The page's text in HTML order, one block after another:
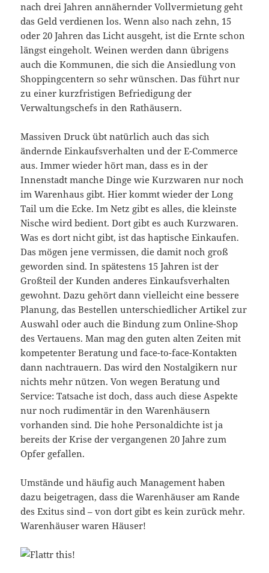
nach drei Jahren annähernder Vollvermietung geht
das Geld verdienen los. Wenn also nach zehn, 15
oder 20 Jahren das Licht ausgeht, ist die Ernte schon
längst eingeholt. Weinen werden dann übrigens
auch die Kommunen, die sich die Ansiedlung von
Shoppingcentern so sehr wünschen. Das führt nur
zu einer kurzfristigen Befriedigung der
Verwaltungschefs in den Rathäusern.
Massiven Druck übt natürlich auch das sich
ändernde Einkaufsverhalten und der E-Commerce
aus. Immer wieder hört man, dass es in der
Innenstadt manche Dinge wie Kurzwaren nur noch
im Warenhaus gibt. Hier kommt wieder der Long
Tail um die Ecke. Im Netz gibt es alles, die kleinste
Nische wird bedient. Dort gibt es auch Kurzwaren.
Was es dort nicht gibt, ist das haptische Einkaufen.
Das mögen jene vermissen, die damit noch groß
geworden sind. In spätestens 15 Jahren ist der
Großteil der Kunden anderes Einkaufsverhalten
gewohnt. Dazu gehört dann vielleicht eine bessere
Planung, das Bestellen unterschiedlicher Artikel zur
Auswahl oder auch die Bindung zum Online-Shop
des Vertauens. Man mag den guten alten Zeiten mit
kompetenter Beratung und face-to-face-Kontakten
dann nachtrauern. Das wird den Nostalgikern nur
nichts mehr nützen. Von wegen Beratung und
Service: Tatsache ist doch, dass auch diese Aspekte
nur noch rudimentär in den Warenhäusern
vorhanden sind. Die hohe Personaldichte ist ja
bereits der Krise der vergangenen 20 Jahre zum
Opfer gefallen.
Umstände und häufig auch Management haben
dazu beigetragen, dass die Warenhäuser am Rande
des Exitus sind – von dort gibt es kein zurück mehr.
Warenhäuser waren Häuser!